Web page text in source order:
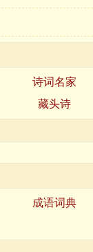
诗词名家
藏头诗
成语词典